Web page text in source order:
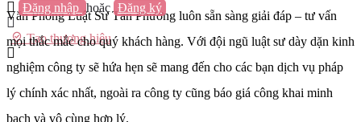
Đăng nhập hoặc Đăng ký
Tạo thương hiệu
Văn Phòng Luật Sư Tấn Phương luôn sẵn sàng giải đáp – tư vấn
mọi thắc mắc cho quý khách hàng. Với đội ngũ luật sư dày dặn kinh
nghiệm công ty sẽ hứa hẹn sẽ mang đến cho các bạn dịch vụ pháp
lý chính xác nhất, ngoài ra công ty cũng báo giá công khai minh
bạch và vô cùng hợp lý.